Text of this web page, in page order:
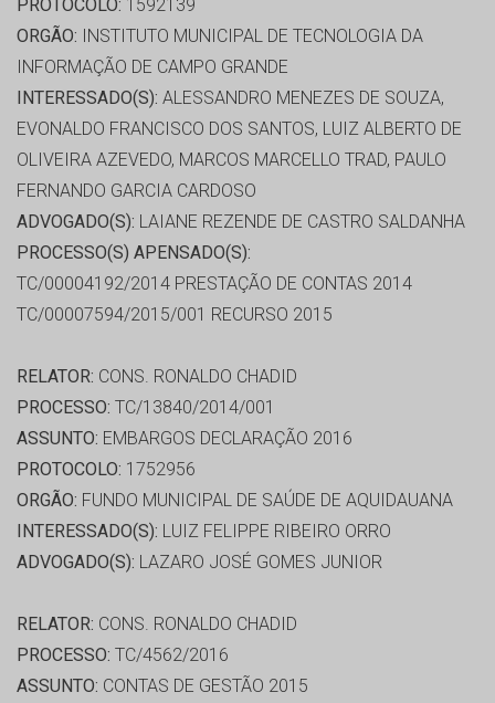
PROTOCOLO: 1592139
ORGÃO: INSTITUTO MUNICIPAL DE TECNOLOGIA DA
INFORMAÇÃO DE CAMPO GRANDE
INTERESSADO(S): ALESSANDRO MENEZES DE SOUZA,
EVONALDO FRANCISCO DOS SANTOS, LUIZ ALBERTO DE
OLIVEIRA AZEVEDO, MARCOS MARCELLO TRAD, PAULO
FERNANDO GARCIA CARDOSO
ADVOGADO(S): LAIANE REZENDE DE CASTRO SALDANHA
PROCESSO(S) APENSADO(S):
TC/00004192/2014 PRESTAÇÃO DE CONTAS 2014
TC/00007594/2015/001 RECURSO 2015
RELATOR: CONS. RONALDO CHADID
PROCESSO: TC/13840/2014/001
ASSUNTO: EMBARGOS DECLARAÇÃO 2016
PROTOCOLO: 1752956
ORGÃO: FUNDO MUNICIPAL DE SAÚDE DE AQUIDAUANA
INTERESSADO(S): LUIZ FELIPPE RIBEIRO ORRO
ADVOGADO(S): LAZARO JOSÉ GOMES JUNIOR
RELATOR: CONS. RONALDO CHADID
PROCESSO: TC/4562/2016
ASSUNTO: CONTAS DE GESTÃO 2015